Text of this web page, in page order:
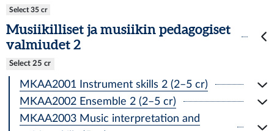
Select 35 cr
Musiikilliset ja musiikin pedagogiset
valmiudet 2
Select 25 cr
MKAA2001 Instrument skills 2 (2–5 cr)
MKAA2002 Ensemble 2 (2–5 cr)
MKAA2003 Music interpretation and